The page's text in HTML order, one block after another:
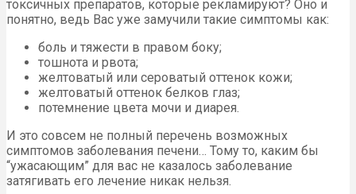
токсичных препаратов, которые рекламируют? Оно и
понятно, ведь Вас уже замучили такие симптомы как:
боль и тяжести в правом боку;
тошнота и рвота;
желтоватый или сероватый оттенок кожи;
желтоватый оттенок белков глаз;
потемнение цвета мочи и диарея.
И это совсем не полный перечень возможных
симптомов заболевания печени… Тому то, каким бы
“ужасающим” для вас не казалось заболевание
затягивать его лечение никак нельзя.